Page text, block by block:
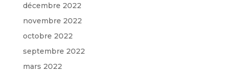
décembre 2022
novembre 2022
octobre 2022
septembre 2022
mars 2022